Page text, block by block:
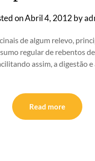
onAbril 4, 2012 by
de algum relevo,
regular de rebentos
assim, a digestão
Read more